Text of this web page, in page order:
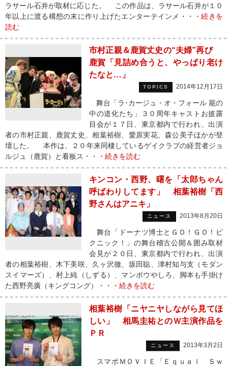
ラサール石井が取材に応じた。 この作品は、ラサール石井が１０
年以上に渡る構想の末に作り上げたエンターテインメ・・・続きを
読む
市村正親＆鹿賀丈史の“夫婦”再び
鹿賀「見詰め合うと、やっぱり老け
たなと…」
TOPICS 2014年12月17日
舞台「ラ･カージュ・オ・フォール 籠の
中の道化たち」３０周年キャストお披露
目会が１７日、東京都内で行われ、出演
者の市村正親、鹿賀丈史、相葉裕樹、愛原実花、森公美子ほかが登
壇した。 本作は、２０年来同棲しているゲイクラブの経営者ジョ
ルジュ（鹿賀）と看板ス・・・ 続きを読む
キンコン・西野、曙を「太郎ちゃん
呼ばわりしてます」 相葉裕樹「西
野さんはアニキ」
ニュース 2013年8月20日
舞台「ドーナツ博士とＧＯ！ＧＯ！ピ
クニック！」の舞台稽古公開＆囲み取材
会見が２０日、東京都内で行われ、出演
者の相葉裕樹、木下美咲、久ヶ沢徹、坂田聡、津村知与支（モダン
スイマーズ）、村上純（しずる）、マンボウやしろ、脚本も手掛け
た西野亮廣（キングコング）・・・ 続きを読む
相葉裕樹「ニヤニヤしながら見てほ
しい」 相馬圭祐とのＷ主演作品を
ＰＲ
ニュース 2013年3月2日
スマボＭＯＶＩＥ「Ｅｑｕａｌ Ｓｗ